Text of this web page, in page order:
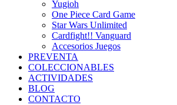
Yugioh
One Piece Card Game
Star Wars Unlimited
Cardfight!! Vanguard
Accesorios Juegos
PREVENTA
COLECCIONABLES
ACTIVIDADES
BLOG
CONTACTO